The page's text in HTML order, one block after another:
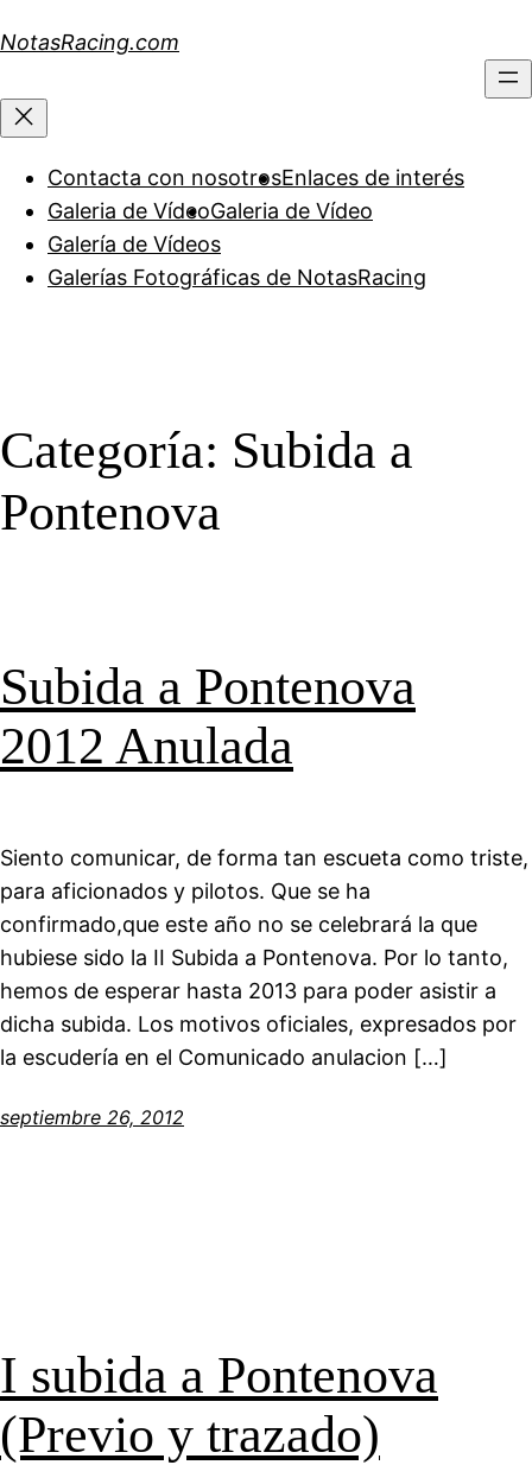
al
NotasRacing.com
Contacta con nosotrosEnlaces de interés
Galeria de VídeoGaleria de Vídeo
Galería de Vídeos
Galerías Fotográficas de NotasRacing
Categoría: Subida a
Pontenova
Subida a Pontenova
2012 Anulada
Siento comunicar, de forma tan escueta como triste,
para aficionados y pilotos. Que se ha
confirmado,que este año no se celebrará la que
hubiese sido la II Subida a Pontenova. Por lo tanto,
hemos de esperar hasta 2013 para poder asistir a
dicha subida. Los motivos oficiales, expresados por
la escudería en el Comunicado anulacion […]
septiembre 26, 2012
I subida a Pontenova
(Previo y trazado)